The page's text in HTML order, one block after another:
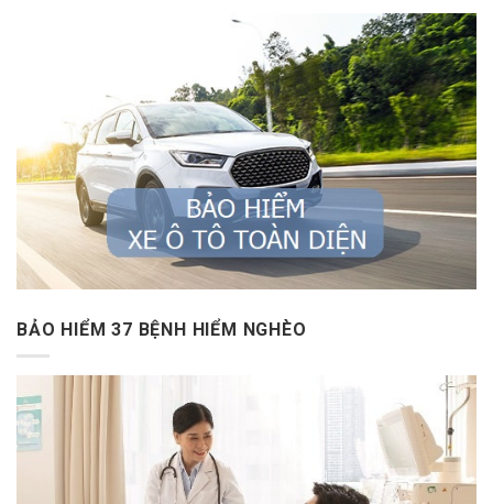
BẢO HIỂM 37 BỆNH HIỂM NGHÈO